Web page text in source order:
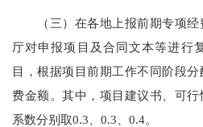
（三） 在各地上报前期专项经
厅对申报项目及合同文本等进行
目，根据项目前期工作不同阶段
费金额。其中，项目建议书 、可行
系数分别取0.3、0.3、0.4。